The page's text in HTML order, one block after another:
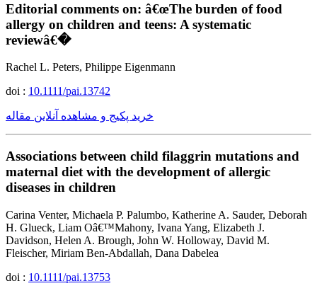
Editorial comments on: â€œThe burden of food
allergy on children and teens: A systematic
reviewâ€�
Rachel L. Peters, Philippe Eigenmann
doi : 10.1111/pai.13742
خرید پکیج و مشاهده آنلاین مقاله
Associations between child filaggrin mutations and
maternal diet with the development of allergic
diseases in children
Carina Venter, Michaela P. Palumbo, Katherine A. Sauder, Deborah
H. Glueck, Liam Oâ€™Mahony, Ivana Yang, Elizabeth J.
Davidson, Helen A. Brough, John W. Holloway, David M.
Fleischer, Miriam Ben-Abdallah, Dana Dabelea
doi : 10.1111/pai.13753